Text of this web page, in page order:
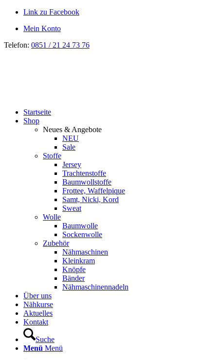
Link zu Facebook
Mein Konto
Telefon: 0851 / 21 24 73 76
Startseite
Shop
Neues & Angebote
NEU
Sale
Stoffe
Jersey
Trachtenstoffe
Baumwollstoffe
Frottee, Waffelpique
Samt, Nicki, Kord
Sweat
Wolle
Baumwolle
Sockenwolle
Zubehör
Nähmaschinen
Kleinkram
Knöpfe
Bänder
Nähmaschinennadeln
Über uns
Nähkurse
Aktuelles
Kontakt
Suche
Menü Menü